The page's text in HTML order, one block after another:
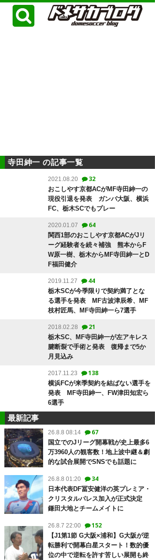
寺田紳一 の記事一覧
2021.08.20 32
おこしやす京都ACがMF寺田紳一の
現役引退を発表 ガンバ大阪、横浜
FC、栃木SCでもプレー
2020.01.07 64
関西1部のおこしやす京都ACがJリ
ーグ経験者を続々補強 熊本からF
W原一樹、栃木からMF寺田紳一とD
F福田健介
2019.11.27 44
栃木SCが今季限りで契約満了とな
る選手を発表 MF古波津辰希、MF
枝村匠馬、MF寺田紳一ら7選手
2018.02.28 21
栃木SC、MF寺田紳一が左アキレス
腱断裂で手術と発表 復帰まで5か
月見込み
2017.11.23 138
横浜FCが来季契約を結ばない選手を
発表 MF寺田紳一、FW津田知宏ら
6選手
最新記事
26.8.8 08:14 67
国立でのJリーグ開幕戦が史上最多6
万3960人の観客数！地上波中継＆劇
的な試合展開でSNSでも話題に
26.8.8 01:20 34
日本代表DF冨安健洋の英プレミア・
クリスタルパレス加入が正式決定
鎌田大地とチームメイトに
26.8.7 22:00 152
【J1第1節 G大阪×浦和】G大阪が逆
転勝利で開幕白星スタート！数的優
位の中で逆転を許す苦しい展開も終